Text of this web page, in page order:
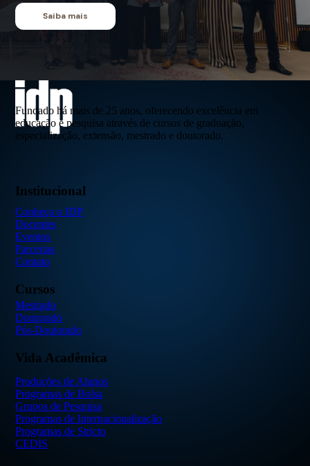
Saiba mais
Fundado há mais de 25 anos, oferecendo excelência em
educação e pesquisa através de cursos de graduação,
especialização, extensão, mestrado e doutorado.
Institucional
Conheça o IDP
Docentes
Eventos
Parcerias
Contato
Cursos
Mestrado
Doutorado
Pós-Doutorado
Vida Acadêmica
Produções de Alunos
Programas de Bolsa
Grupos de Pesquisa
Programas de Internacionalização
Programas de Stricto
CEDIS